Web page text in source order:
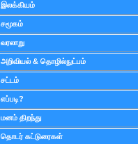
இலக்கியம்
சமூகம்
வரலாறு
அறிவியல் & தொழில்நுட்பம்
சட்டம்
எப்படி?
மனம் திறந்து
தொடர் கட்டுரைகள்